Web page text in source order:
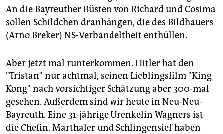
An die Bayreuther Büsten von Richard und Cosima
sollen Schildchen dranhängen, die des Bildhauers
(Arno Breker) NS-Verbandeltheit enthüllen.
Aber jetzt mal runterkommen. Hitler hat den
"Tristan" nur achtmal, seinen Lieblingsfilm "King
Kong" nach vorsichtiger Schätzung aber 300-mal
gesehen. Außerdem sind wir heute in Neu-Neu-
Bayreuth. Eine 31-jährige Urenkelin Wagners ist
die Chefin. Marthaler und Schlingensief haben